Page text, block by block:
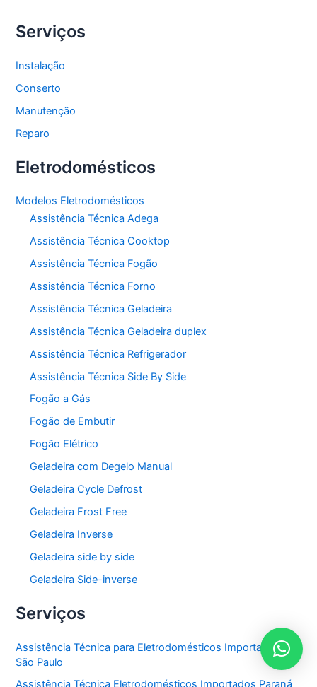
Serviços
Instalação
Conserto
Manutenção
Reparo
Eletrodomésticos
Modelos Eletrodomésticos
Assistência Técnica Adega
Assistência Técnica Cooktop
Assistência Técnica Fogão
Assistência Técnica Forno
Assistência Técnica Geladeira
Assistência Técnica Geladeira duplex
Assistência Técnica Refrigerador
Assistência Técnica Side By Side
Fogão a Gás
Fogão de Embutir
Fogão Elétrico
Geladeira com Degelo Manual
Geladeira Cycle Defrost
Geladeira Frost Free
Geladeira Inverse
Geladeira side by side
Geladeira Side-inverse
Serviços
Assistência Técnica para Eletrodomésticos Importados em
São Paulo